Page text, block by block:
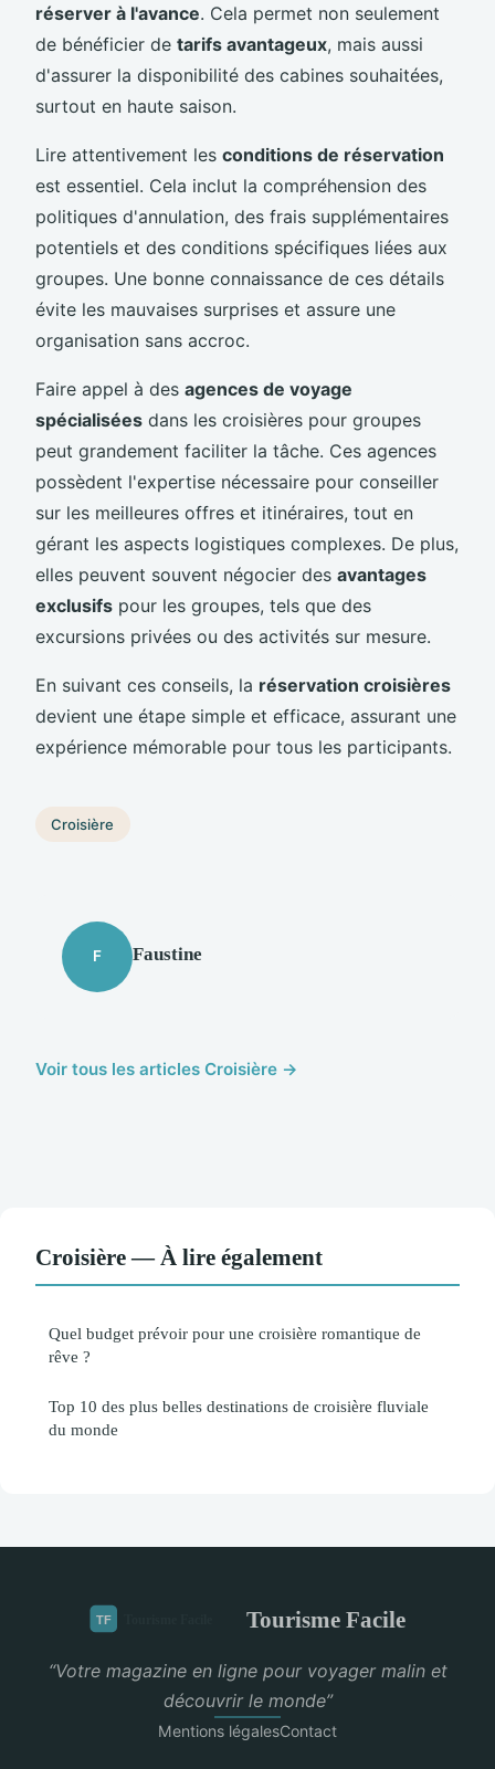
réserver à l'avance. Cela permet non seulement
de bénéficier de tarifs avantageux, mais aussi
d'assurer la disponibilité des cabines souhaitées,
surtout en haute saison.
Lire attentivement les conditions de réservation
est essentiel. Cela inclut la compréhension des
politiques d'annulation, des frais supplémentaires
potentiels et des conditions spécifiques liées aux
groupes. Une bonne connaissance de ces détails
évite les mauvaises surprises et assure une
organisation sans accroc.
Faire appel à des agences de voyage
spécialisées dans les croisières pour groupes
peut grandement faciliter la tâche. Ces agences
possèdent l'expertise nécessaire pour conseiller
sur les meilleures offres et itinéraires, tout en
gérant les aspects logistiques complexes. De plus,
elles peuvent souvent négocier des avantages
exclusifs pour les groupes, tels que des
excursions privées ou des activités sur mesure.
En suivant ces conseils, la réservation croisières
devient une étape simple et efficace, assurant une
expérience mémorable pour tous les participants.
Croisière
F Faustine
Voir tous les articles Croisière →
Croisière — À lire également
Quel budget prévoir pour une croisière romantique de
rêve ?
Top 10 des plus belles destinations de croisière fluviale
du monde
Tourisme Facile
“Votre magazine en ligne pour voyager malin et
découvrir le monde”
Mentions légalesContact